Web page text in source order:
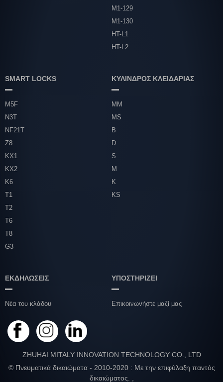
Μ1-129
Μ1-130
HT-L1
HT-L2
SMART LOCKS
M5F
N3T
NF21T
Z8
ΚΧ1
ΚΧ2
K6
T1
T2
T6
T8
G3
ΚΥΛΙΝΔΡΟΣ ΚΛΕΙΔΑΡΙΑΣ
MM
MS
B
D
S
M
K
KS
ΕΚΔΗΛΩΣΕΙΣ
Νέα του κλάδου
ΥΠΟΣΤΗΡΙΖΕΙ
Επικοινωνήστε μαζί μας
ZHUHAI MITALY INNOVATION TECHNOLOGY CO., LTD
© Πνευματικά δικαιώματα - 2010-2020 : Με την επιφύλαξη παντός
δικαιώματος.